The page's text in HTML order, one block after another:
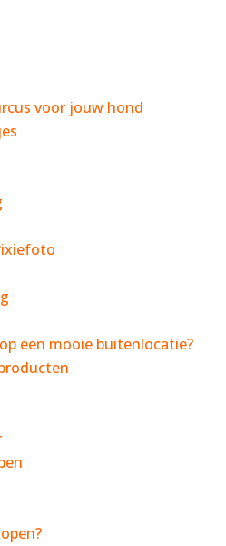
voor jouw hond
een mooie buitenlocatie?